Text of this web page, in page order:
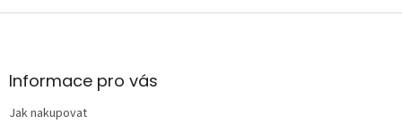
Z
aInformace pro vás
Jak nakupovat